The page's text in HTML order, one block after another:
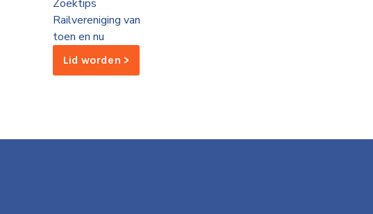
Zoektips
Railvereniging van
toen en nu
Lid worden >